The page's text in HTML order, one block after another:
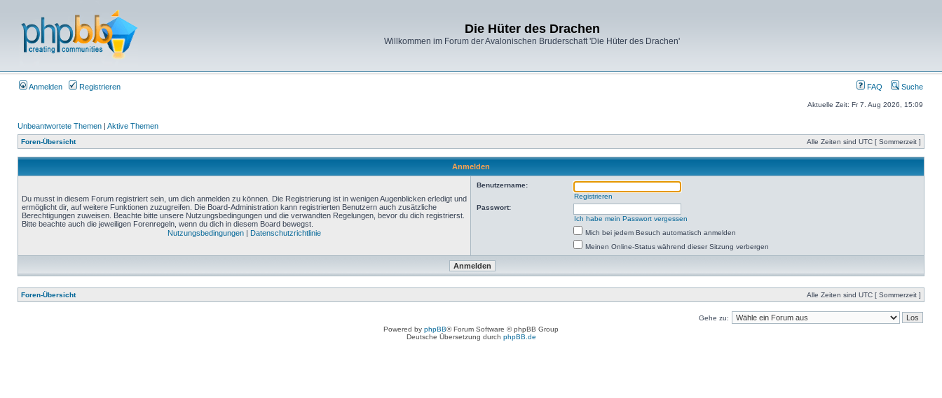
Die Hüter des Drachen
Willkommen im Forum der Avalonischen Bruderschaft 'Die Hüter des Drachen'
Anmelden Registrieren FAQ Suche
Aktuelle Zeit: Fr 7. Aug 2026, 15:09
Unbeantwortete Themen | Aktive Themen
Foren-Übersicht Alle Zeiten sind UTC [ Sommerzeit ]
Anmelden
Du musst in diesem Forum registriert sein, um dich anmelden zu können. Die Registrierung ist in wenigen Augenblicken erledigt und
ermöglicht dir, auf weitere Funktionen zuzugreifen. Die Board-Administration kann registrierten Benutzern auch zusätzliche
Berechtigungen zuweisen. Beachte bitte unsere Nutzungsbedingungen und die verwandten Regelungen, bevor du dich registrierst.
Bitte beachte auch die jeweiligen Forenregeln, wenn du dich in diesem Board bewegst.
Nutzungsbedingungen | Datenschutzrichtlinie
Benutzername:
Registrieren
Passwort:
Ich habe mein Passwort vergessen
Mich bei jedem Besuch automatisch anmelden
Meinen Online-Status während dieser Sitzung verbergen
Foren-Übersicht Alle Zeiten sind UTC [ Sommerzeit ]
Gehe zu:
Powered by phpBB® Forum Software © phpBB Group
Deutsche Übersetzung durch phpBB.de